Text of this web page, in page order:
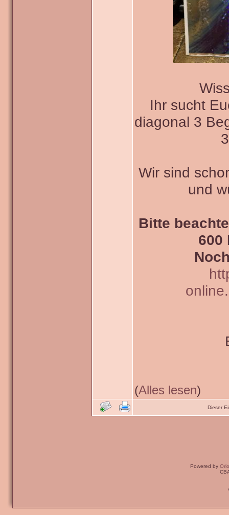
Ihr sucht
diagonal 3
Wir sind
und
Bitte
600
(Alles lesen)
Dieser
Powered by